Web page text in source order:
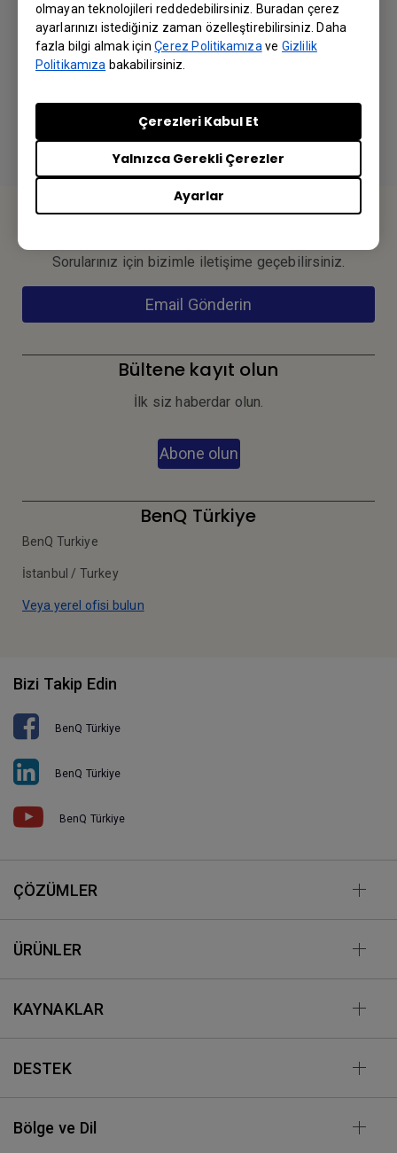
olmayan teknolojileri reddedebilirsiniz. Buradan çerez
ayarlarınızı istediğiniz zaman özelleştirebilirsiniz. Daha
fazla bilgi almak içinÇerez Politikamıza veGizlilik
Politikamıza bakabilirsiniz.
Ayarlar
Yalnızca Gerekli Çerezler
Çerezleri Kabul Et
User Manual
Sorularınız için bizimle iletişime geçebilirsiniz.
Email Gönderin
Bültene kayıt olun
İlk siz haberdar olun.
Abone olun
BenQ Türkiye
BenQ Turkiye
İstanbul / Turkey
Veya yerel ofisi bulun
Bizi Takip Edin
BenQ Türkiye
BenQ Türkiye
BenQ Türkiye
ÇÖZÜMLER
ÜRÜNLER
KAYNAKLAR
DESTEK
Bölge ve Dil